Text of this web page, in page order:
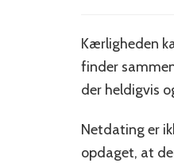
Kærligheden
finder
der heldigvis
Netdating er
opdaget, at